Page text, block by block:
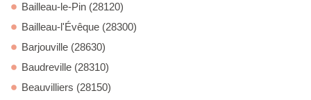
Bailleau-le-Pin (28120)
Bailleau-l'Évêque (28300)
Barjouville (28630)
Baudreville (28310)
Beauvilliers (28150)